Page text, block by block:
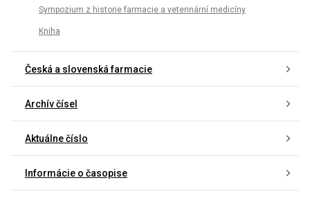
Sympozium z historie farmacie a veterinární medicíny
Kniha
Česká a slovenská farmacie
Archív čísel
Aktuálne číslo
Informácie o časopise